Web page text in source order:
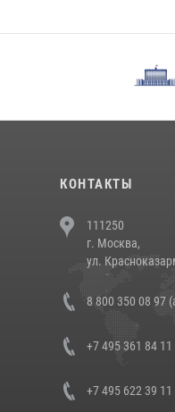
КОНТАКТЫ
111250
г. Москва,
ул.
8 800 350 08 97
+7 495 361 84 11
+7 495 622 39 11